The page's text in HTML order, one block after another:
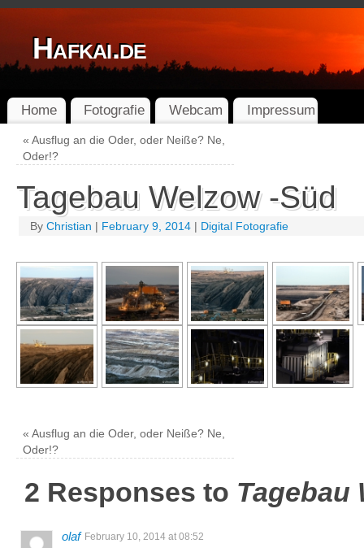
Hafkai.de
Home Fotografie Webcam Impressum
« Ausflug an die Oder, oder Neiße? Ne,
Oder!?
Tagebau Welzow -Süd
By Christian | February 9, 2014 | Digital Fotografie
« Ausflug an die Oder, oder Neiße? Ne,
Oder!?
2 Responses to Tagebau
olaf February 10, 2014 at 08:52